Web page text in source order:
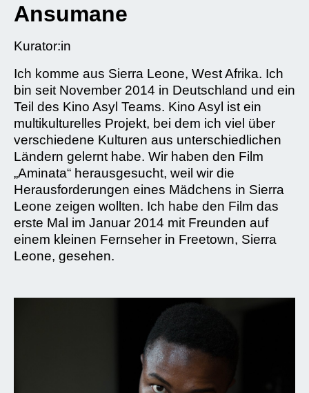
Ansumane
Kurator:in
Ich komme aus Sierra Leone, West Afrika. Ich
bin seit November 2014 in Deutschland und ein
Teil des Kino Asyl Teams. Kino Asyl ist ein
multikulturelles Projekt, bei dem ich viel über
verschiedene Kulturen aus unterschiedlichen
Ländern gelernt habe. Wir haben den Film
„Aminata“ herausgesucht, weil wir die
Herausforderungen eines Mädchens in Sierra
Leone zeigen wollten. Ich habe den Film das
erste Mal im Januar 2014 mit Freunden auf
einem kleinen Fernseher in Freetown, Sierra
Leone, gesehen.